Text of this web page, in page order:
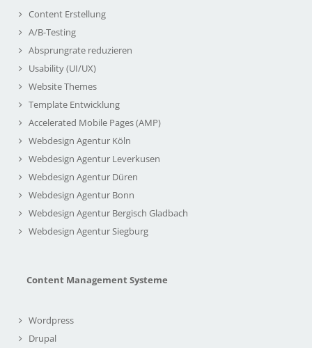
Content Erstellung
A/B-Testing
Absprungrate reduzieren
Usability (UI/UX)
Website Themes
Template Entwicklung
Accelerated Mobile Pages (AMP)
Webdesign Agentur Köln
Webdesign Agentur Leverkusen
Webdesign Agentur Düren
Webdesign Agentur Bonn
Webdesign Agentur Bergisch Gladbach
Webdesign Agentur Siegburg
Content Management Systeme
Wordpress
Drupal